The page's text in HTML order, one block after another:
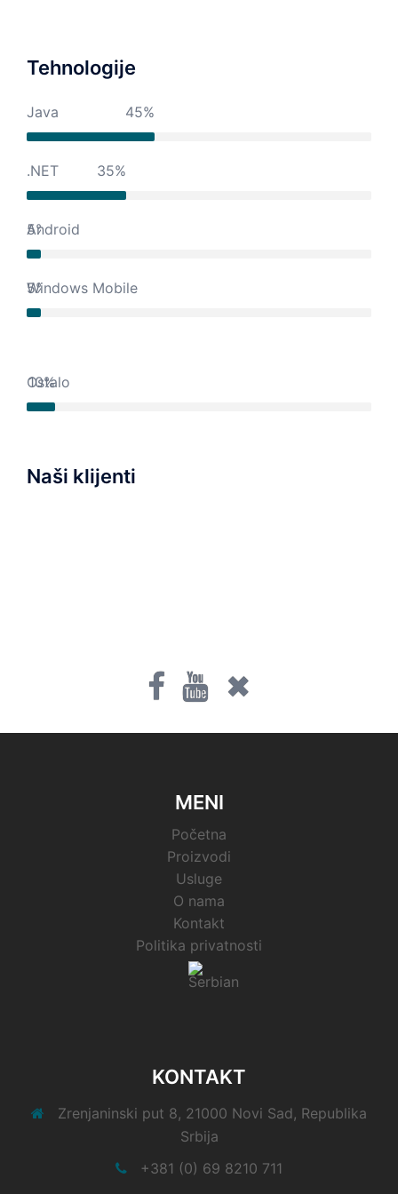
Tehnologije
Java 45%
.NET 35%
Android
5%
Windows Mobile
5%
Ostalo
10%
Naši klijenti
Youtube
MENI
Početna
Proizvodi
Usluge
O nama
Kontakt
Politika privatnosti
KONTAKT
Zrenjaninski put 8, 21000 Novi Sad, Republika
Srbija
+381 (0) 69 8210 711